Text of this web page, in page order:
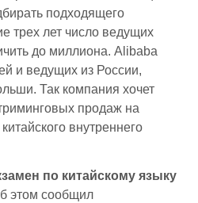
подходящего
трех лет число ведущих
до миллиона. Alibaba
и ведущих из России,
Так компания хочет
продаж на
внутреннего
по китайскому языку
этом сообщил